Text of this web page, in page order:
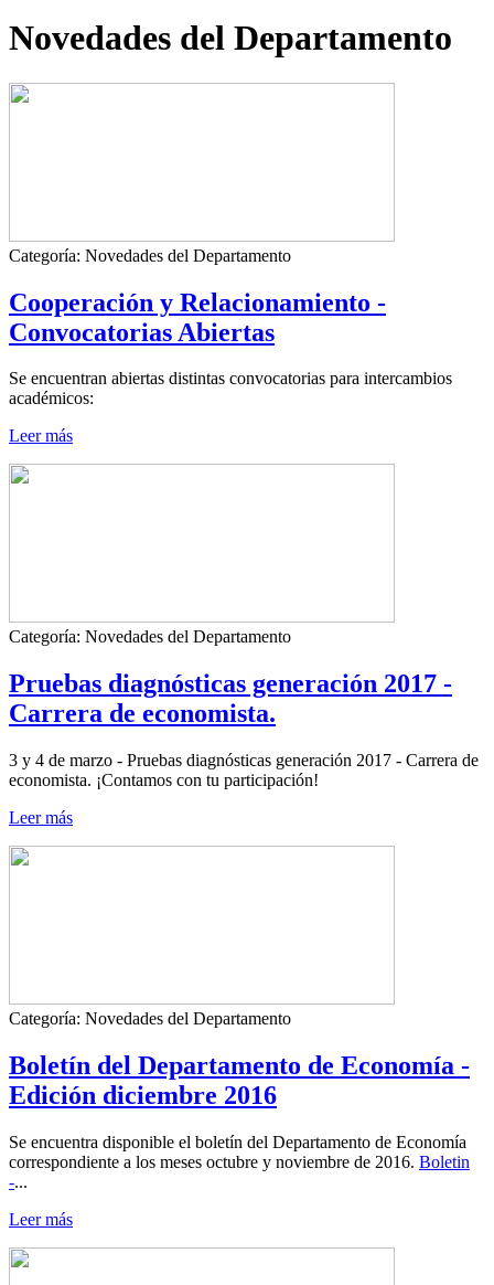
Novedades del Departamento
Categoría: Novedades del Departamento
Cooperación y Relacionamiento -
Convocatorias Abiertas
Se encuentran abiertas distintas convocatorias para intercambios
académicos:
Leer más
Categoría: Novedades del Departamento
Pruebas diagnósticas generación 2017 -
Carrera de economista.
3 y 4 de marzo - Pruebas diagnósticas generación 2017 - Carrera de
economista. ¡Contamos con tu participación!
Leer más
Categoría: Novedades del Departamento
Boletín del Departamento de Economía -
Edición diciembre 2016
Se encuentra disponible el boletín del Departamento de Economía
correspondiente a los meses octubre y noviembre de 2016. Boletin
-...
Leer más